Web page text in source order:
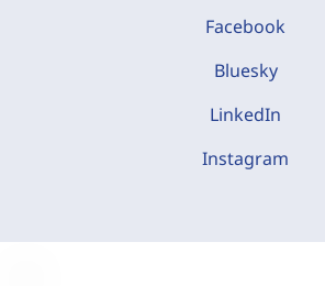
Facebook
Bluesky
LinkedIn
Instagram